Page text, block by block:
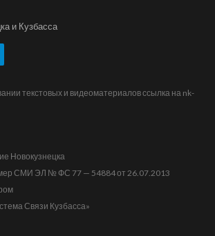
и Кузбасса
текстовых и видеоматериалов ссылка на nk-
Новокузнецка
СМИ ЭЛ № ФС 77 — 54884 от 26.07.2013
Связи Кузбасса»